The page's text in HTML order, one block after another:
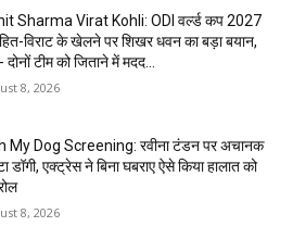
Sharma Virat Kohli: ODI वर्ल्ड कप 2027
विराट के खेलने पर शिखर धवन का बड़ा बयान,
दोनों टीम को जिताने में मदद...
8, 2026
My Dog Screening: रवीना टंडन पर अचानक
डॉगी, एक्ट्रेस ने बिना घबराए ऐसे किया हालात को
8, 2026